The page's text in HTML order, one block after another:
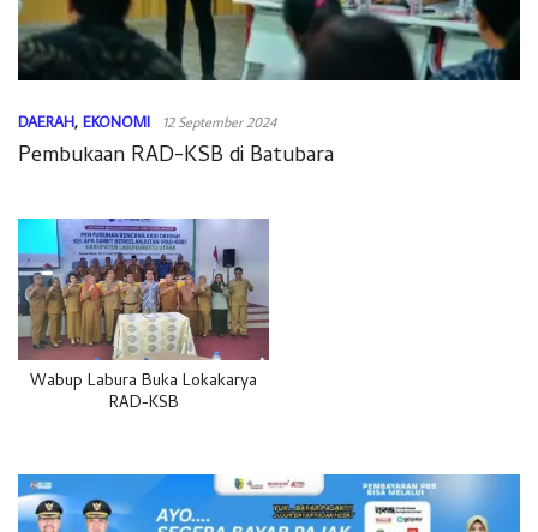
DAERAH, EKONOMI 12 September 2024
Pembukaan RAD-KSB di Batubara
Wabup Labura Buka Lokakarya
RAD-KSB